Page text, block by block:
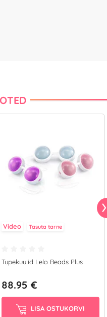
Video Tasuta tarne
Tupekuulid Lelo Beads Plus
88.95 €
LISA OSTUKORVI